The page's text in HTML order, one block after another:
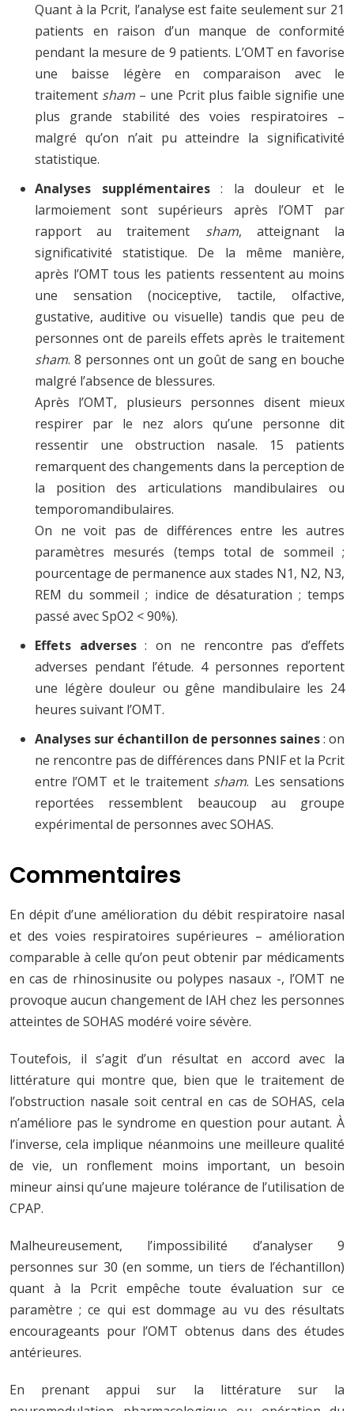
Quant à la Pcrit, l’analyse est faite seulement sur 21
patients en raison d’un manque de conformité
pendant la mesure de 9 patients. L’OMT en favorise
une baisse légère en comparaison avec le
traitement sham – une Pcrit plus faible signifie une
plus grande stabilité des voies respiratoires –
malgré qu’on n’ait pu atteindre la significativité
statistique.
Analyses supplémentaires: la douleur et le
larmoiement sont supérieurs après l’OMT par
rapport au traitement sham, atteignant la
significativité statistique. De la même manière,
après l’OMT tous les patients ressentent au moins
une sensation (nociceptive, tactile, olfactive,
gustative, auditive ou visuelle) tandis que peu de
personnes ont de pareils effets après le traitement
sham. 8 personnes ont un goût de sang en bouche
malgré l’absence de blessures.
Après l’OMT, plusieurs personnes disent mieux
respirer par le nez alors qu’une personne dit
ressentir une obstruction nasale. 15 patients
remarquent des changements dans la perception de
la position des articulations mandibulaires ou
temporomandibulaires.
On ne voit pas de différences entre les autres
paramètres mesurés (temps total de sommeil ;
pourcentage de permanence aux stades N1, N2, N3,
REM du sommeil ; indice de désaturation ; temps
passé avec SpO2 < 90%).
Effets adverses: on ne rencontre pas d’effets
adverses pendant l’étude. 4 personnes reportent
une légère douleur ou gêne mandibulaire les 24
heures suivant l’OMT.
Analyses sur échantillon de personnes saines: on
ne rencontre pas de différences dans PNIF et la Pcrit
entre l’OMT et le traitement sham. Les sensations
reportées ressemblent beaucoup au groupe
expérimental de personnes avec SOHAS.
Commentaires
En dépit d’une amélioration du débit respiratoire nasal
et des voies respiratoires supérieures – amélioration
comparable à celle qu’on peut obtenir par médicaments
en cas de rhinosinusite ou polypes nasaux -, l’OMT ne
provoque aucun changement de IAH chez les personnes
atteintes de SOHAS modéré voire sévère.
Toutefois, il s’agit d’un résultat en accord avec la
littérature qui montre que, bien que le traitement de
l’obstruction nasale soit central en cas de SOHAS, cela
n’améliore pas le syndrome en question pour autant. À
l’inverse, cela implique néanmoins une meilleure qualité
de vie, un ronflement moins important, un besoin
mineur ainsi qu’une majeure tolérance de l’utilisation de
CPAP.
Malheureusement, l’impossibilité d’analyser 9
personnes sur 30 (en somme, un tiers de l’échantillon)
quant à la Pcrit empêche toute évaluation sur ce
paramètre ; ce qui est dommage au vu des résultats
encourageants pour l’OMT obtenus dans des études
antérieures.
En prenant appui sur la littérature sur la